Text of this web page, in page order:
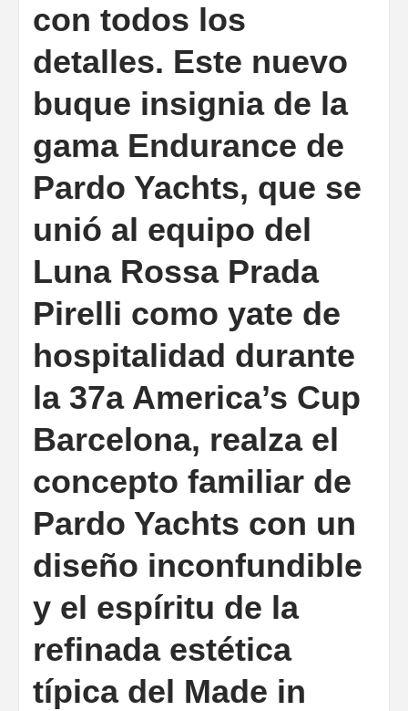
con todos los
detalles. Este nuevo
buque insignia de la
gama Endurance de
Pardo Yachts, que se
unió al equipo del
Luna Rossa Prada
Pirelli como yate de
hospitalidad durante
la 37a America’s Cup
Barcelona, realza el
concepto familiar de
Pardo Yachts con un
diseño inconfundible
y el espíritu de la
refinada estética
típica del Made in